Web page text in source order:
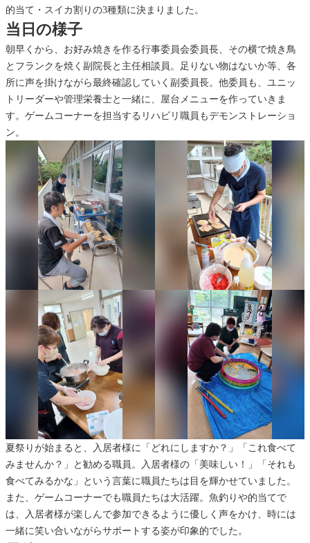
的当て・スイカ割りの3種類に決まりました。
当日の様子
朝早くから、お好み焼きを作る行事委員会委員長、その横で焼き鳥
とフランクを焼く副院長と主任相談員。足りない物はないか等、各
所に声を掛けながら最終確認していく副委員長。他委員も、ユニッ
トリーダーや管理栄養士と一緒に、屋台メニューを作っていきま
す。ゲームコーナーを担当するリハビリ職員もデモンストレーショ
ン。
夏祭りが始まると、入居者様に「どれにしますか？」「これ食べて
みませんか？」と勧める職員。入居者様の「美味しい！」「それも
食べてみるかな」という言葉に職員たちは目を輝かせていました。
また、ゲームコーナーでも職員たちは大活躍。魚釣りや的当てで
は、入居者様が楽しんで参加できるように優しく声をかけ、時には
一緒に笑い合いながらサポートする姿が印象的でした。